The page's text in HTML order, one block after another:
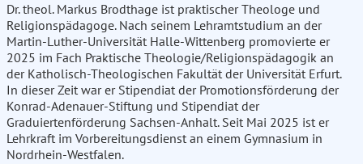
Dr. theol. Markus Brodthage ist praktischer Theologe und
Religionspädagoge. Nach seinem Lehramtstudium an der
Martin-Luther-Universität Halle-Wittenberg promovierte er
2025 im Fach Praktische Theologie/Religionspädagogik an
der Katholisch-Theologischen Fakultät der Universität Erfurt.
In dieser Zeit war er Stipendiat der Promotionsförderung der
Konrad-Adenauer-Stiftung und Stipendiat der
Graduiertenförderung Sachsen-Anhalt. Seit Mai 2025 ist er
Lehrkraft im Vorbereitungsdienst an einem Gymnasium in
Nordrhein-Westfalen.